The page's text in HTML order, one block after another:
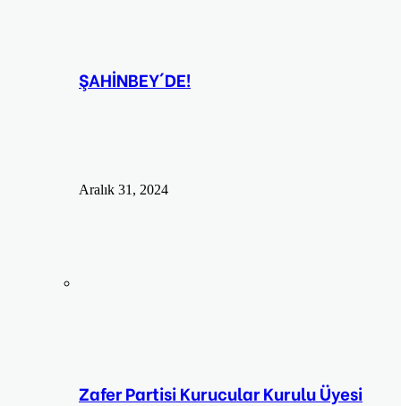
ŞAHİNBEY´DE!
Aralık 31, 2024
Zafer Partisi Kurucular Kurulu Üyesi